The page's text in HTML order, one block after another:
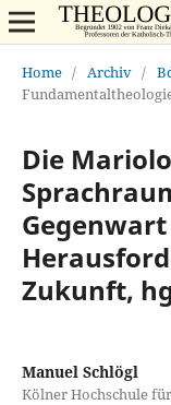
Home / Archiv /
Die
Zukunft,
Manuel Schlögl
Kölner Hochschule